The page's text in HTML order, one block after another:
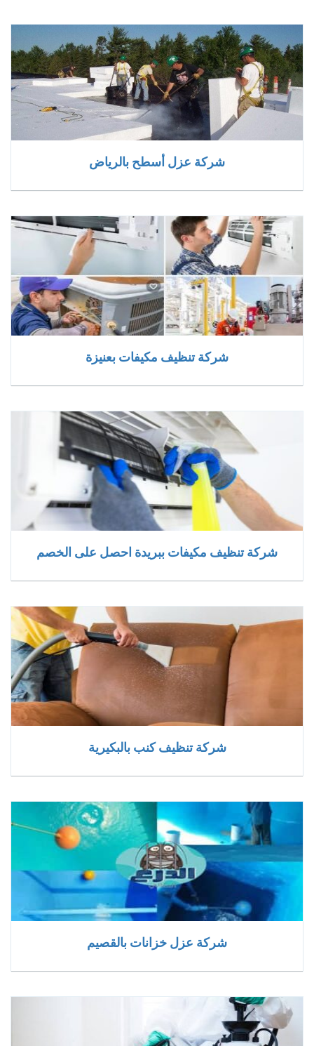
شركة عزل أسطح بالرياض
شركة تنظيف مكيفات بعنيزة
شركة تنظيف مكيفات ببريدة احصل على الخصم
شركة تنظيف كنب بالبكيرية
شركة عزل خزانات بالقصيم